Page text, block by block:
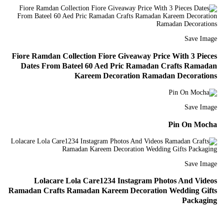
Save Image
Fiore Ramdan Collection Fiore Giveaway Price With 3 Pieces
Dates From Bateel 60 Aed Pric Ramadan Crafts Ramadan
Kareem Decoration Ramadan Decorations
Save Image
Pin On Mocha
Save Image
Lolacare Lola Care1234 Instagram Photos And Videos
Ramadan Crafts Ramadan Kareem Decoration Wedding Gifts
Packaging